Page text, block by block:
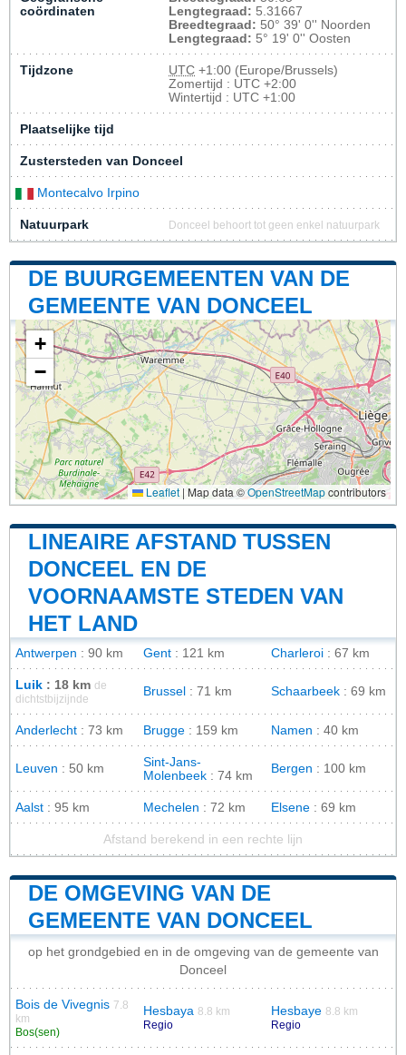
coördinaten
Lengtegraad: 5.31667
Breedtegraad: 50° 39' 0'' Noorden
Lengtegraad: 5° 19' 0'' Oosten
Tijdzone UTC +1:00 (Europe/Brussels)
Zomertijd : UTC +2:00
Wintertijd : UTC +1:00
Plaatselijke tijd
Zustersteden van Donceel
Montecalvo Irpino
Natuurpark Donceel behoort tot geen enkel natuurpark
DE BUURGEMEENTEN VAN DE
GEMEENTE VAN DONCEEL
+
−
Leaflet | Map data ©OpenStreetMapcontributors
LINEAIRE AFSTAND TUSSEN
DONCEEL EN DE
VOORNAAMSTE STEDEN VAN
HET LAND
Antwerpen : 90 km Gent : 121 km Charleroi : 67 km
Luik : 18 km de
dichtstbijzijnde
Brussel : 71 km Schaarbeek : 69 km
Anderlecht : 73 km Brugge : 159 km Namen : 40 km
Leuven : 50 km
Sint-Jans-
Molenbeek : 74 km
Bergen : 100 km
Aalst : 95 km Mechelen : 72 km Elsene : 69 km
Afstand berekend in een rechte lijn
DE OMGEVING VAN DE
GEMEENTE VAN DONCEEL
op het grondgebied en in de omgeving van de gemeente van
Donceel
Bois de Vivegnis 7.8
km
Bos(sen)
Hesbaya 8.8 km
Regio
Hesbaye 8.8 km
Regio